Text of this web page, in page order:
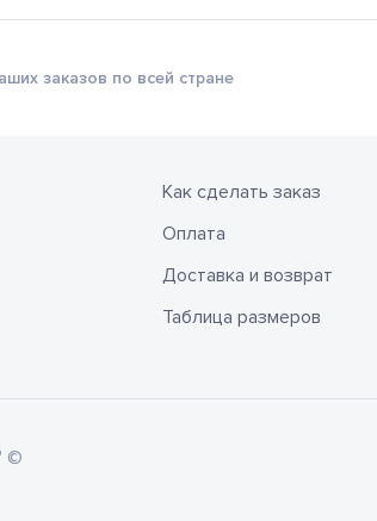
заказов по всей стране
Как сделать заказ
Оплата
Доставка и возврат
Таблица размеров
©